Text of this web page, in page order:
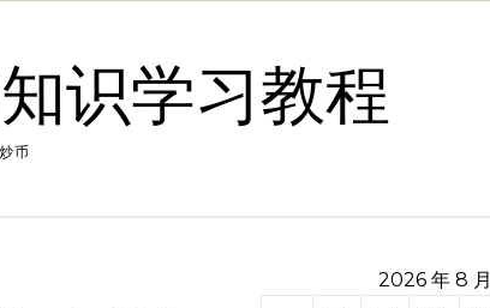
识学习教程
币
2026 年 8 月